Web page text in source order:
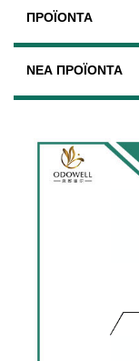
ΠΡΟΪΌΝΤΑ
ΝΈΑ ΠΡΟΪΌΝΤΑ